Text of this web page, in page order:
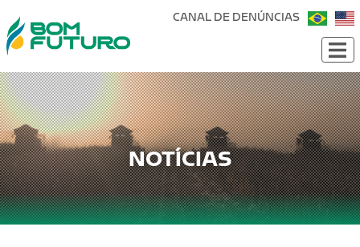
CANAL DE DENÚNCIAS
NOTÍCIAS